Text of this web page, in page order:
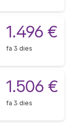
1.496 €
fa 3 dies
1.506 €
fa 3 dies